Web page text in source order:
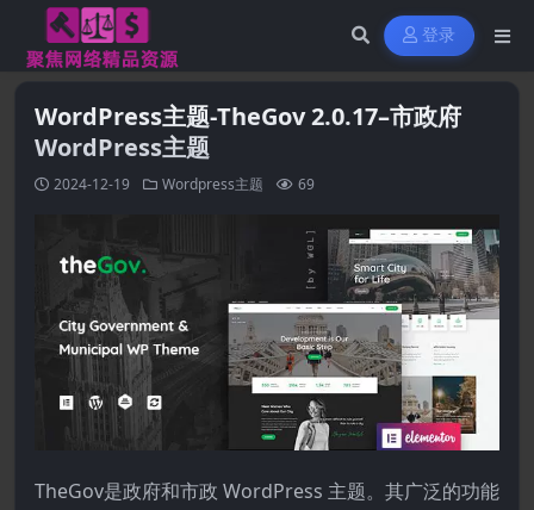
登录
WordPress主题-TheGov 2.0.17–市政府
WordPress主题
2024-12-19 Wordpress主题 69
TheGov是政府和市政 WordPress 主题。其广泛的功能